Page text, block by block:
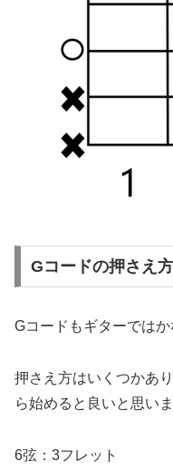
Gコードの押さえ方
Gコードもギターではか
押さえ方はいくつかあ
ら始めると良いと思いま
6弦：3フレット